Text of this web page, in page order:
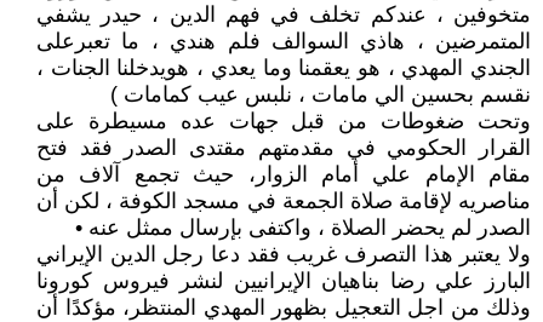
متخوفين ، عندكم تخلف في فهم الدين ، حيدر يشفي
المتمرضين ، هاذي السوالف فلم هندي ، ما تعبرعلى
الجندي المهدي ، هو يعقمنا وما يعدي ، هويدخلنا الجنات ،
نقسم بحسين الي مامات ، نلبس عيب كمامات )
وتحت ضغوطات من قبل جهات عده مسيطرة على
القرار الحكومي في مقدمتهم مقتدى الصدر فقد فتح
مقام الإمام علي أمام الزوار، حيث تجمع آلاف من
مناصريه لإقامة صلاة الجمعة في مسجد الكوفة ، لكن أن
الصدر لم يحضر الصلاة ، واكتفى بإرسال ممثل عنه •
ولا يعتبر هذا التصرف غريب فقد دعا رجل الدين الإيراني
البارز علي رضا بناهيان الإيرانيين لنشر فيروس كورونا
وذلك من اجل التعجيل بظهور المهدي المنتظر، مؤكدًا أن